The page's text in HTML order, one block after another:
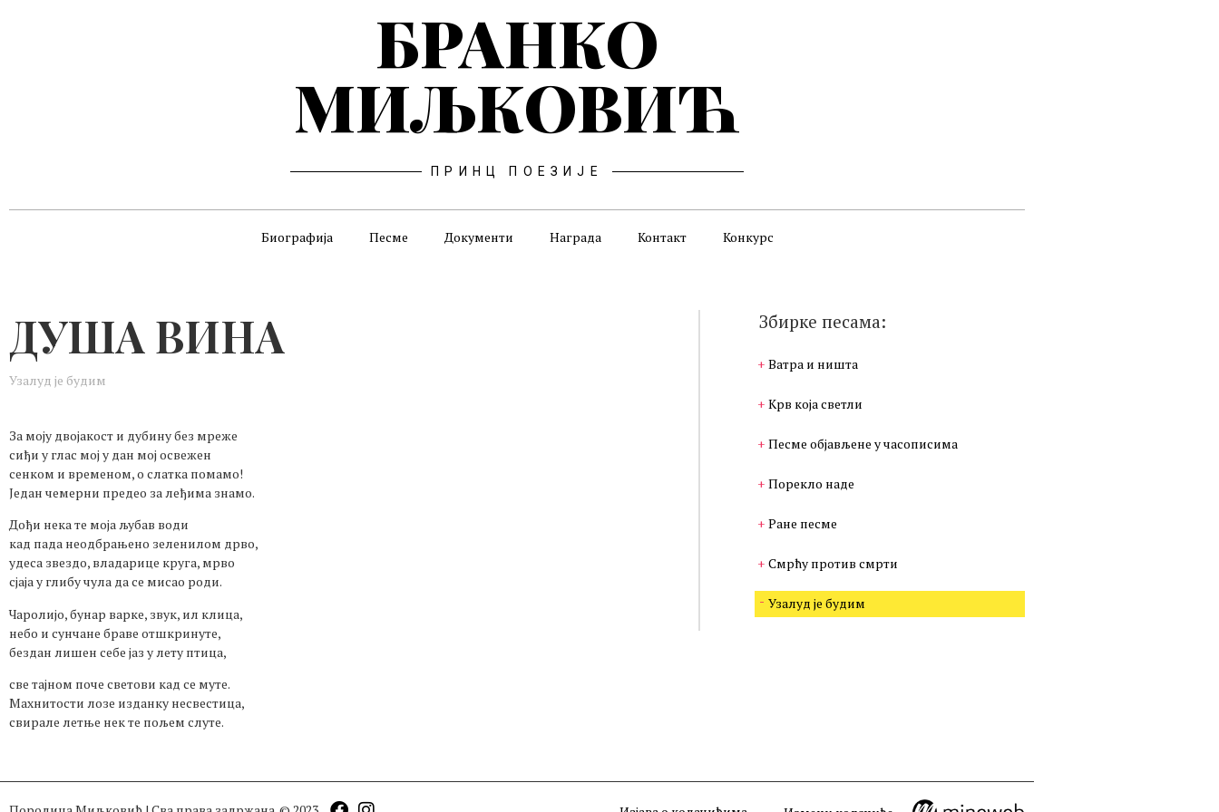
БРАНКО
МИЉКОВИЋ
ПРИНЦ ПОЕЗИЈЕ
Биографија Песме Документи Награда Контакт Конкурс
ДУША ВИНА
Узалуд је будим
За моју двојакост и дубину без мреже
сиђи у глас мој у дан мој освежен
сенком и временом, о слатка помамо!
Један чемерни предео за леђима знамо.
Дођи нека те моја љубав води
кад пада неодбрањено зеленилом дрво,
удеса звездо, владарице круга, мрво
сјаја у глибу чула да се мисао роди.
Чаролијо, бунар варке, звук, ил клица,
небо и сунчане браве отшкринуте,
бездан лишен себе јаз у лету птица,
све тајном поче светови кад се муте.
Махнитости лозе изданку несвестица,
свирале летње нек те пољем слуте.
Збирке песама:
Ватра и ништа
Крв која светли
Песме објављене у часописима
Порекло наде
Ране песме
Смрћу против смрти
Узалуд је будим